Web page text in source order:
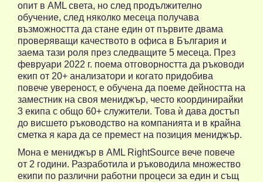
опит в AML света, но след продължително
обучение, след няколко месеца получава
възможността да стане един от първите двама
проверяващи качеството в офиса в България и
заема тази роля през следващите 5 месеца. През
февруари 2022 г. поема отговорността да ръководи
екип от 20+ анализатори и когато придобива
повече увереност, е обучена да поеме дейността на
заместник на своя мениджър, често координирайки
3 екипа с общо 60+ служители. Това ѝ дава достъп
до висшето ръководство на компанията и в крайна
сметка я кара да се премест на позиция мениджър.
Мона е мениджър в AML RightSource вече повече
от 2 години. Разработила и ръководила множество
екипи по различни работни процеси за един и същ